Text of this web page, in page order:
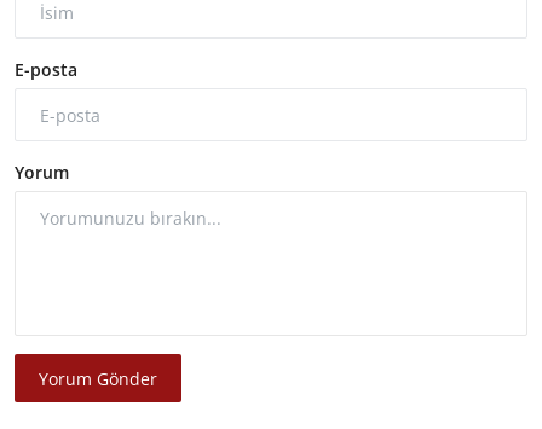
E-posta
Yorum
Yorum Gönder